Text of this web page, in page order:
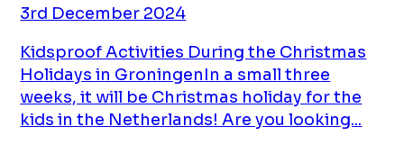
3rd December 2024
Kidsproof Activities During the Christmas
Holidays in GroningenIn a small three
weeks, it will be Christmas holiday for the
kids in the Netherlands! Are you looking...